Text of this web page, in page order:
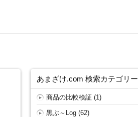
あまざけ.com 検索カテゴリー
商品の比較検証 (1)
黒ぶ～Log (62)